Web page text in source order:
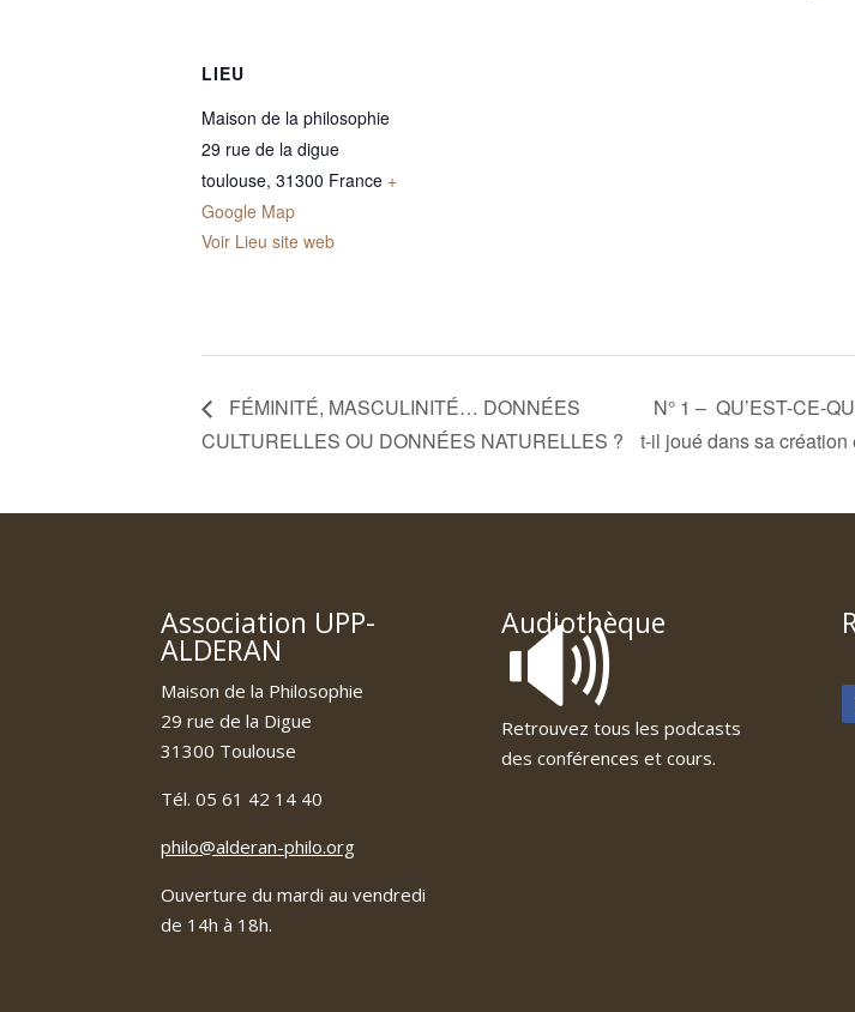
LIEU
Maison de la philosophie
29 rue de la digue
toulouse, 31300 France +
Google Map
Voir Lieu site web
FÉMINITÉ, MASCULINITÉ… DONNÉES
CULTURELLES OU DONNÉES NATURELLES ?
N° 1 – QU’EST-CE-
t-il joué dans sa
Association UPP-
ALDERAN
Maison de la Philosophie
29 rue de la Digue
31300 Toulouse
Tél. 05 61 42 14 40
philo@alderan-philo.org
Ouverture du mardi au vendredi
de 14h à 18h.
Audiothèque
🔊
Retrouvez tous les podcasts
des conférences et cours.